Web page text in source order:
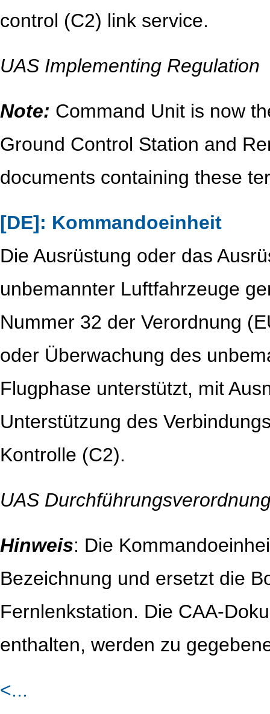
control (C2) link service.
UAS Implementing Regulation
Note: Command Unit is now
Ground Control Station and
documents containing these
[DE]: Kommandoeinheit
Die Ausrüstung oder das
unbemannter Luftfahrzeuge
Nummer 32 der Verordnung
oder Überwachung des
Flugphase unterstützt, mit
Unterstützung des
Kontrolle (C2).
UAS
Hinweis: Die
Bezeichnung und ersetzt die
Fernlenkstation. Die CAA-
enthalten, werden zu
<...